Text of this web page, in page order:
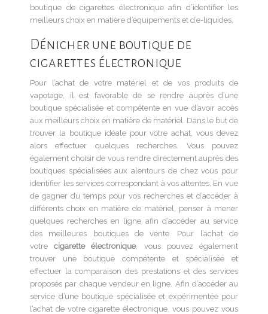
boutique de cigarettes électronique afin d’identifier les
meilleurs choix en matière d’équipements et d’e-liquides.
Dénicher une boutique de
cigarettes électronique
Pour l’achat de votre matériel et de vos produits de
vapotage, il est favorable de se rendre auprès d’une
boutique spécialisée et compétente en vue d’avoir accès
aux meilleurs choix en matière de matériel. Dans le but de
trouver la boutique idéale pour votre achat, vous devez
alors effectuer quelques recherches. Vous pouvez
également choisir de vous rendre directement auprès des
boutiques spécialisées aux alentours de chez vous pour
identifier les services correspondant à vos attentes. En vue
de gagner du temps pour vos recherches et d’accéder à
différents choix en matière de matériel, penser à mener
quelques recherches en ligne afin d’accéder au service
des meilleures boutiques de vente. Pour l’achat de
votrecigarette électronique, vous pouvez également
trouver une boutique compétente et spécialisée et
effectuer la comparaison des prestations et des services
proposés par chaque vendeur en ligne. Afin d’accéder au
service d’une boutique spécialisée et expérimentée pour
l’achat de votre cigarette électronique, vous pouvez vous